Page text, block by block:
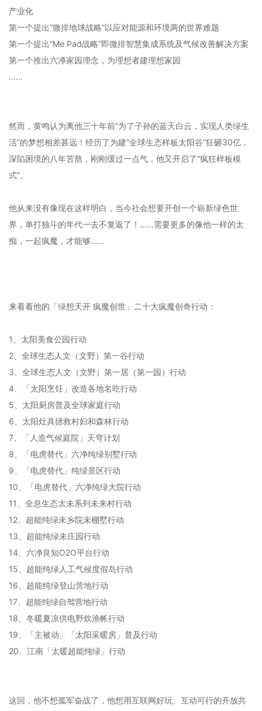
产业化
第一个提出“微排地球战略”以应对能源和环境两的世界难题
第一个提出“Me Pad战略”即微排智慧集成系统及气候改善解决方案
第一个推出六净家园理念，为理想者建理想家园
……
然而，黄鸣认为离他三十年前”为了子孙的蓝天白云，实现人类绿生
活”的梦想相差甚远！经历了为建“全球生态样板太阳谷”狂砸30亿，
深陷困境的八年苦熬，刚刚缓过一点气，他又开启了“疯狂样板模
式”。
他从来没有像现在这样明白，当今社会想要开创一个崭新绿色世
界，单打独斗的年代一去不复返了！……需要更多的像他一样的太
痴，一起疯魔，才能够……
来看看他的「绿想天开 疯魔创世」二十大疯魔创奇行动：
1、太阳美食公园行动
2、全球生态人文（文野）第一谷行动
3、全球生态人文（文野）第一居（第一园）行动
4、「太阳烹饪」改造各地名吃行动
5、太阳厨房普及全球家庭行动
6、太阳灶具拯救村妇和森林行动
7、「人造气候庭院」天穹计划
8、「电虎替代」六净纯绿别墅行动
9、「电虎替代」纯绿景区行动
10、「电虎替代」六净纯绿大院行动
11、全息生态太未系列未来村行动
12、超能纯绿未乡院未棚墅行动
13、超能纯绿未庄园行动
14、六净良知O2O平台行动
15、超能纯绿人工气候度假岛行动
16、超能纯绿登山营地行动
17、超能纯绿自驾营地行动
18、冬暖夏凉供电野炊渔帐行动
19、「主被动」「太阳采暖房」普及行动
20、江南「太暖超能纯绿」行动
这回，他不想孤军奋战了，他想用互联网好玩、互动可行的开放共